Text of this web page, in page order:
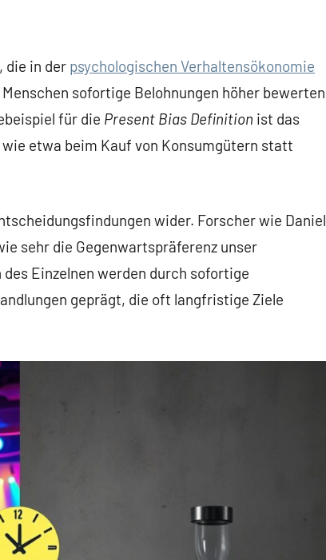
die in der psychologischen Verhaltensökonomie
sofortige Belohnungen höher bewerten
für die Present Bias Definition ist das
etwa beim Kauf von Konsumgütern statt
wider. Forscher wie Daniel
sehr die Gegenwartspräferenz unser
Einzelnen werden durch sofortige
geprägt, die oft langfristige Ziele